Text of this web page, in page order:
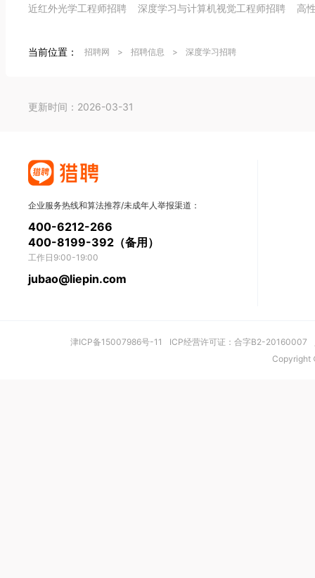
近红外光学工程师招聘 深度学习与计算机视觉工程师招聘 高
当前位置： 招聘网 > 招聘信息 > 深度学习招聘
更新时间：2026-03-31